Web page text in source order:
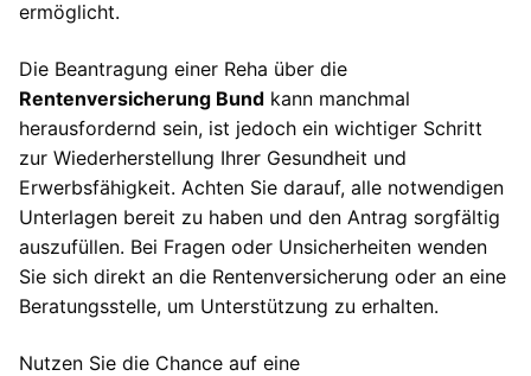
ermöglicht.
Die Beantragung einer Reha über die
Rentenversicherung Bund kann manchmal
herausfordernd sein, ist jedoch ein wichtiger Schritt
zur Wiederherstellung Ihrer Gesundheit und
Erwerbsfähigkeit. Achten Sie darauf, alle notwendigen
Unterlagen bereit zu haben und den Antrag sorgfältig
auszufüllen. Bei Fragen oder Unsicherheiten wenden
Sie sich direkt an die Rentenversicherung oder an eine
Beratungsstelle, um Unterstützung zu erhalten.
Nutzen Sie die Chance auf eine